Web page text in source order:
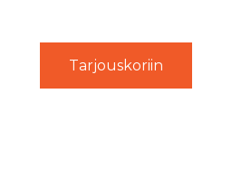
Tarjouskoriin